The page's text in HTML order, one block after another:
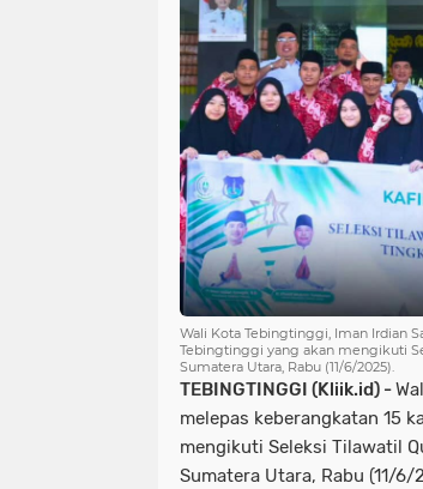
Wali Kota Tebingtinggi, Iman Irdian
Tebingtinggi yang akan mengikuti
Sumatera Utara, Rabu (11/6/2025).
TEBINGTINGGI (Kliik.id) -
melepas keberangkatan 15
mengikuti Seleksi Tilawatil
Sumatera Utara, Rabu (11/